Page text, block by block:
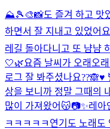
⛰️🎾🎨📸도 즐겨 하고 맛
하면서 잘 지내고 있었어
레길 돌아다니고 또 냠냠
🤍🌿요즘 날씨가 오래오
로그 잘 봐주셨나요??🙈♥️
상을 보니까 정말 그때의
많이 가져왔어😽📷✨레아
ㅋㅋㅋㅋㅋ 연기도 노래도